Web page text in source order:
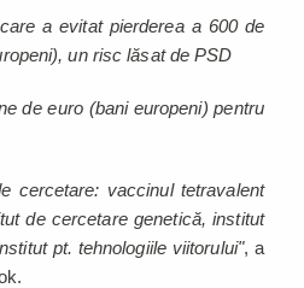
a evitat pierderea a 600 de
un risc lăsat de PSD
de euro (bani europeni) pentru
cercetare: vaccinul tetravalent
de cercetare genetică, institut
pt. tehnologiile viitorului", a